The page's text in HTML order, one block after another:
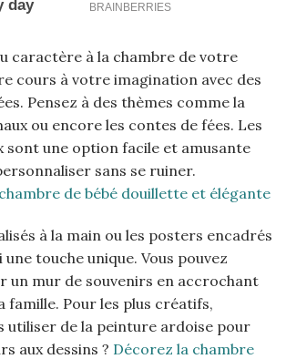
caractère à la chambre de votre
cours à votre imagination avec des
Pensez à des thèmes comme la
ou encore les contes de fées. Les
sont une option facile et amusante
sans se ruiner.
de bébé douillette et élégante
à la main ou les posters encadrés
touche unique. Vous pouvez
un mur de souvenirs en accrochant
famille. Pour les plus créatifs,
utiliser de la peinture ardoise pour
aux dessins ? Décorez la chambre